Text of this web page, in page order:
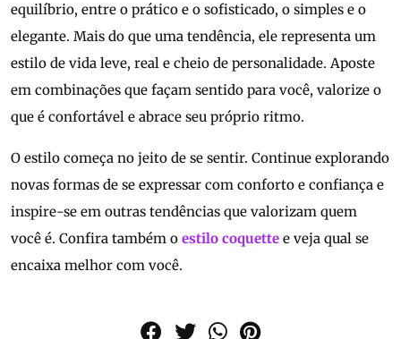
equilíbrio, entre o prático e o sofisticado, o simples e o
elegante. Mais do que uma tendência, ele representa um
estilo de vida leve, real e cheio de personalidade. Aposte
em combinações que façam sentido para você, valorize o
que é confortável e abrace seu próprio ritmo.
O estilo começa no jeito de se sentir. Continue explorando
novas formas de se expressar com conforto e confiança e
inspire-se em outras tendências que valorizam quem
você é. Confira também o estilo coquette e veja qual se
encaixa melhor com você.